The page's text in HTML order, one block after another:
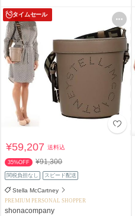
タイムセール
¥59,207送料込
35%OFF ¥91,300
関税負担なし スピード配送
Stella McCartney
PREMIUM PERSONAL SHOPPER
shonacompany